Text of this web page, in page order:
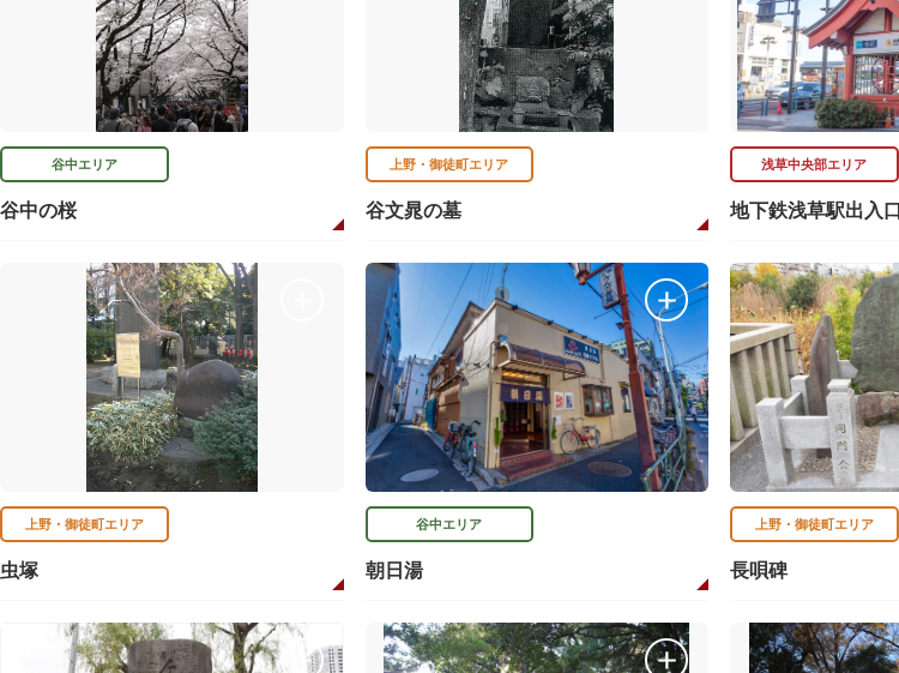
谷中エリア
谷中の桜
上野・御徒町エリア
谷文晁の墓
浅草中央部エリア
地下鉄浅草駅出入口
上野・御徒町エリア
虫塚
谷中エリア
朝日湯
上野・御徒町エリア
長唄碑